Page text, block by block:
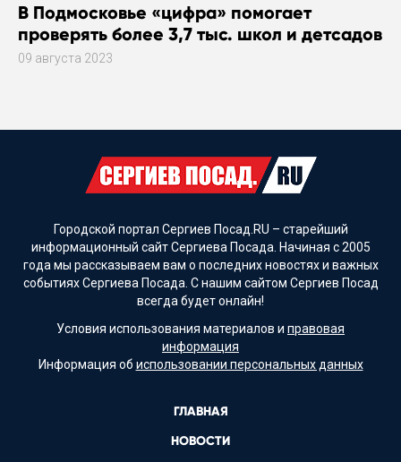
В Подмосковье «цифра» помогает
проверять более 3,7 тыс. школ и детсадов
09 августа 2023
Городской портал Сергиев Посад.RU – старейший
информационный сайт Сергиева Посада. Начиная с 2005
года мы рассказываем вам о последних новостях и важных
событиях Сергиева Посада. С нашим сайтом Сергиев Посад
всегда будет онлайн!
Условия использования материалов и правовая
информация
Информация об использовании персональных данных
ГЛАВНАЯ
НОВОСТИ